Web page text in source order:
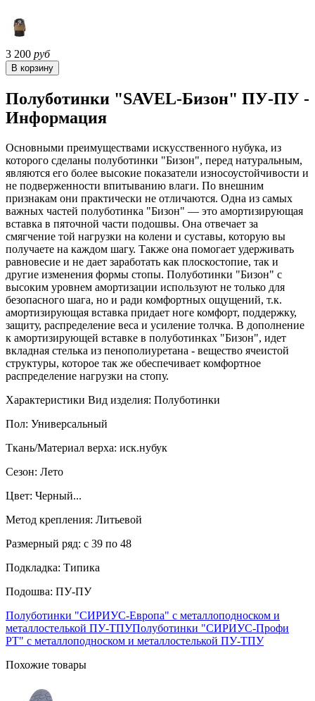
3 200 руб
Полуботинки "SAVEL-Бизон" ПУ-ПУ -
Информация
Основными преимуществами искусственного нубука, из
которого сделаны полуботинки "Бизон", перед натуральным,
являются его более высокие показатели износоустойчивости и
не подверженности впитыванию влаги. По внешним
признакам они практически не отличаются. Одна из самых
важных частей полуботинка "Бизон" — это амортизирующая
вставка в пяточной части подошвы. Она отвечает за
смягчение той нагрузки на колени и суставы, которую вы
получаете на каждом шагу. Также она помогает удерживать
равновесие и не дает заработать как плоскостопие, так и
другие изменения формы стопы. Полуботинки "Бизон" с
высоким уровнем амортизации используют не только для
безопасного шага, но и ради комфортных ощущений, т.к.
амортизирующая вставка придает ноге комфорт, поддержку,
защиту, распределение веса и усиление толчка. В дополнение
к амортизирующей вставке в полуботинках "Бизон", идет
вкладная стелька из пенополиуретана - вещество ячеистой
структуры, которое так же обеспечивает комфортное
распределение нагрузки на стопу.
Характеристики Вид изделия: Полуботинки
Пол: Универсальный
Ткань/Материал верха: иск.нубук
Сезон: Лето
Цвет: Черный...
Метод крепления: Литьевой
Размерный ряд: с 39 по 48
Подкладка: Типика
Подошва: ПУ-ПУ
Полуботинки "СИРИУС-Европа" с металлоподноском и
металлостелькой ПУ-ТПУПолуботинки "СИРИУС-Профи
РТ" с металлоподноском и металлостелькой ПУ-ТПУ
Похожие товары